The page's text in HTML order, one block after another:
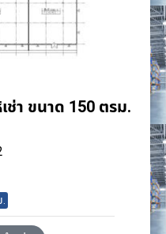
ช่า ขนาด 150 ตรม.